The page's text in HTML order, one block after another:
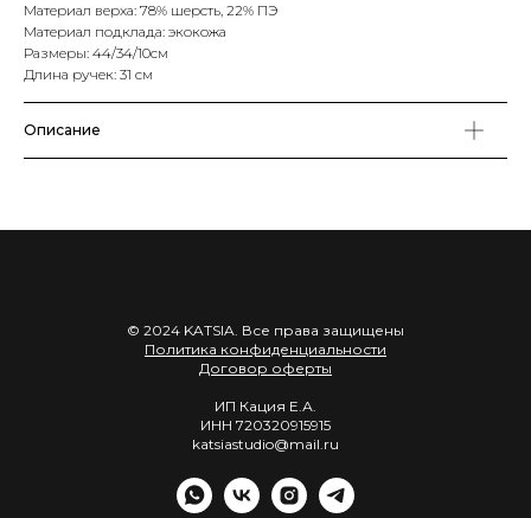
Материал верха: 78% шерсть, 22% ПЭ
Материал подклада: экокожа
Размеры: 44/34/10см
Длина ручек: 31 см
Описание
© 2024 KATSIA. Все права защищены
Политика конфиденциальности
Договор оферты
ИП Кация Е.А.
ИНН 720320915915
katsiastudio@mail.ru